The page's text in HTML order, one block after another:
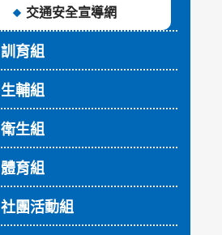
交通安全宣導網
訓育組
生輔組
衛生組
體育組
社團活動組